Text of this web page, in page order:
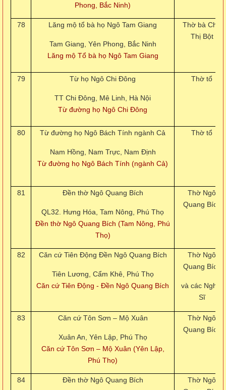
Phong, Bắc Ninh)
78 Lăng mộ tổ bà họ Ngô Tam Giang
Tam Giang, Yên Phong, Bắc Ninh
Lăng mộ Tổ bà họ Ngô Tam Giang
Thờ bà Chu
Thị Bột
79 Từ họ Ngô Chi Đông
TT Chi Đông, Mê Linh, Hà Nội
Từ đường họ Ngô Chi Đông
Thờ tổ
80 Từ đường họ Ngô Bách Tính ngành Cả
Nam Hồng, Nam Trực, Nam Định
Từ đường họ Ngô Bách Tính (ngành Cả)
Thờ tổ
81 Đền thờ Ngô Quang Bích
QL32. Hưng Hóa, Tam Nông, Phú Thọ
Đền thờ Ngô Quang Bích (Tam Nông, Phú
Thọ)
Thờ Ngô
Quang Bích
82 Căn cứ Tiên Động Đền Ngô Quang Bích
Tiên Lương, Cẩm Khê, Phú Thọ
Căn cứ Tiên Động - Đền Ngô Quang Bích
Thờ Ngô
Quang Bích
và các Nghĩa
Sĩ
83 Căn cứ Tôn Sơn – Mộ Xuân
Xuân An, Yên Lập, Phú Thọ
Căn cứ Tôn Sơn – Mộ Xuân (Yên Lập,
Phú Thọ)
Thờ Ngô
Quang Bích
84 Đền thờ Ngô Quang Bích
Thờ Ngô